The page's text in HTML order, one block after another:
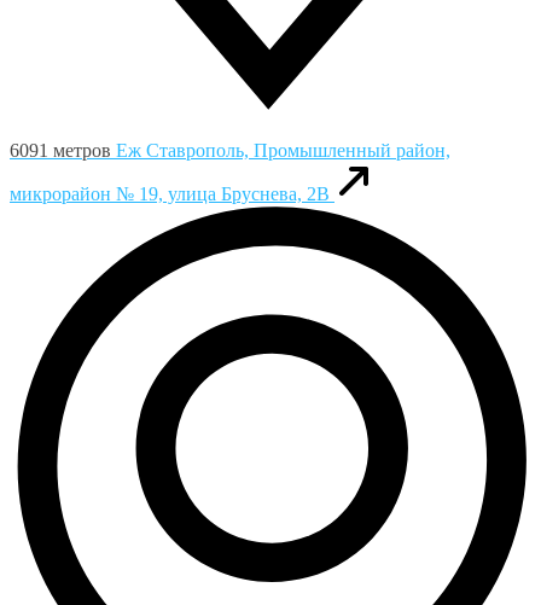
6091 метров Еж Ставрополь, Промышленный район,
микрорайон № 19, улица Бруснева, 2В